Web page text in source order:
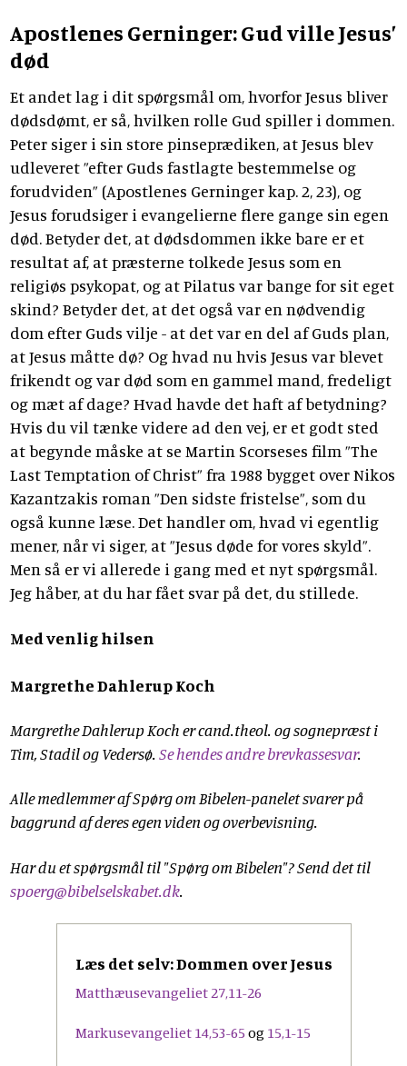
Apostlenes Gerninger: Gud ville Jesus’
død
Et andet lag i dit spørgsmål om, hvorfor Jesus bliver
dødsdømt, er så, hvilken rolle Gud spiller i dommen.
Peter siger i sin store pinseprædiken, at Jesus blev
udleveret ”efter Guds fastlagte bestemmelse og
forudviden” (Apostlenes Gerninger kap. 2, 23), og
Jesus forudsiger i evangelierne flere gange sin egen
død. Betyder det, at dødsdommen ikke bare er et
resultat af, at præsterne tolkede Jesus som en
religiøs psykopat, og at Pilatus var bange for sit eget
skind? Betyder det, at det også var en nødvendig
dom efter Guds vilje - at det var en del af Guds plan,
at Jesus måtte dø? Og hvad nu hvis Jesus var blevet
frikendt og var død som en gammel mand, fredeligt
og mæt af dage? Hvad havde det haft af betydning?
Hvis du vil tænke videre ad den vej, er et godt sted
at begynde måske at se Martin Scorseses film ”The
Last Temptation of Christ” fra 1988 bygget over Nikos
Kazantzakis roman ”Den sidste fristelse”, som du
også kunne læse. Det handler om, hvad vi egentlig
mener, når vi siger, at ”Jesus døde for vores skyld”.
Men så er vi allerede i gang med et nyt spørgsmål.
Jeg håber, at du har fået svar på det, du stillede.
Med venlig hilsen
Margrethe Dahlerup Koch
Margrethe Dahlerup Koch er cand.theol. og sognepræst i
Tim, Stadil og Vedersø.Se hendes andre brevkassesvar.
Alle medlemmer af Spørg om Bibelen-panelet svarer på
baggrund af deres egen viden og overbevisning.
Har du et spørgsmål til "Spørg om Bibelen"? Send det til
spoerg@bibelselskabet.dk.
Læs det selv: Dommen over Jesus
Matthæusevangeliet 27,11-26
Markusevangeliet 14,53-65 og 15,1-15